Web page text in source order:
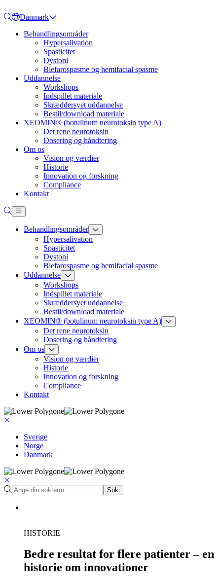
Danmark
Behandlingsområder
Hypersalivation
Spasticitet
Dystoni
Blefarospasme og hemifacial spasme
Uddannelse
Workshops
Indspillet materiale
Skræddersyet uddannelse
Bestil/download materiale
XEOMIN® (botulinum neurotoksin type A)
Det rene neurotoksin
Dosering og håndtering
Om os
Vision og værdier
Historie
Innovation og forskning
Compliance
Kontakt
Behandlingsområder
Hypersalivation
Spasticitet
Dystoni
Blefarospasme og hemifacial spasme
Uddannelse
Workshops
Indspillet materiale
Skræddersyet uddannelse
Bestil/download materiale
XEOMIN® (botulinum neurotoksin type A)
Det rene neurotoksin
Dosering og håndtering
Om os
Vision og værdier
Historie
Innovation og forskning
Compliance
Kontakt
Sverige
Norge
Danmark
Sök
HISTORIE
Bedre resultat for flere patienter – en
historie om innovationer